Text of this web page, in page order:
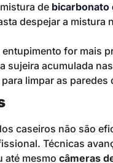
de bicarbonato
despejar a mistura
entupimento for mais
sujeira acumulada
limpar as paredes
caseiros não são
Técnicas
até mesmo câmeras